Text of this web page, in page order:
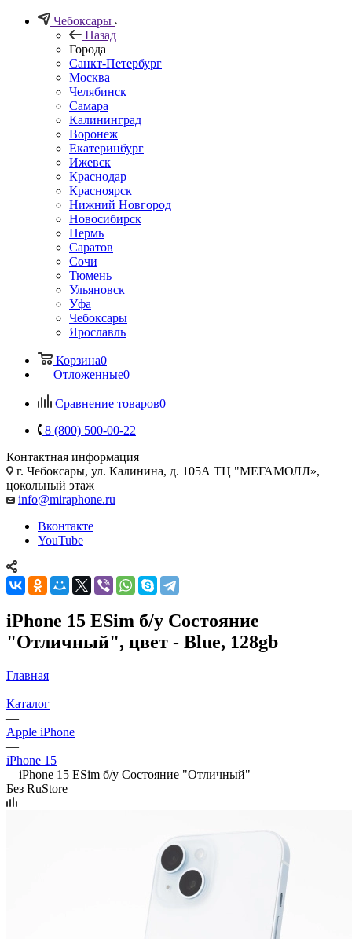
Чебоксары
Назад
Города
Санкт-Петербург
Москва
Челябинск
Самара
Калининград
Воронеж
Екатеринбург
Ижевск
Краснодар
Красноярск
Нижний Новгород
Новосибирск
Пермь
Саратов
Сочи
Тюмень
Ульяновск
Уфа
Чебоксары
Ярославль
Корзина0
Отложенные0
Сравнение товаров0
8 (800) 500-00-22
Контактная информация
г. Чебоксары, ул. Калинина, д. 105А ТЦ "МЕГАМОЛЛ»,
цокольный этаж
info@miraphone.ru
Вконтакте
YouTube
iPhone 15 ESim б/у Состояние
"Отличный", цвет - Blue, 128gb
Главная
—
Каталог
—
Apple iPhone
—
iPhone 15
—iPhone 15 ESim б/у Состояние "Отличный"
Без RuStore